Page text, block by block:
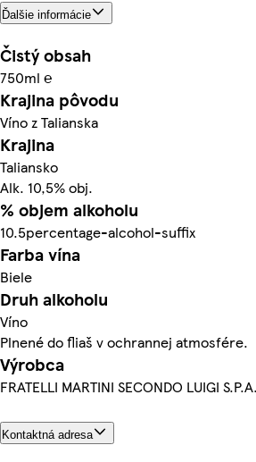
Ďalšie informácie
Čistý obsah
750ml ℮
Krajina pôvodu
Víno z Talianska
Krajina
Taliansko
Alk. 10,5% obj.
% objem alkoholu
10.5percentage-alcohol-suffix
Farba vína
Biele
Druh alkoholu
Víno
Plnené do fliaš v ochrannej atmosfére.
Výrobca
FRATELLI MARTINI SECONDO LUIGI S.P.A.
Kontaktná adresa